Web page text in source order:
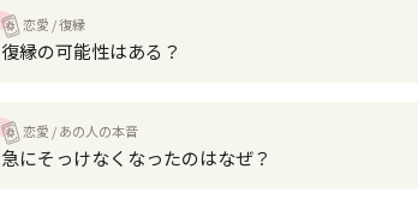
恋愛 復縁
復縁の可能性はある？
恋愛 あの人の本音
急にそっけなくなったのはなぜ？